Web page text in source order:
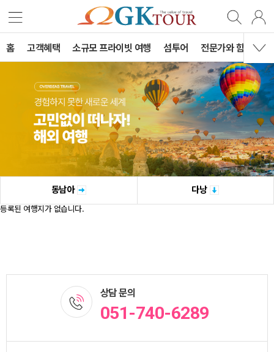
홈 고객혜택 소규모 프라이빗 여행 섬투어 전문가와 함께하는
동남아 다낭
등록된 여행지가 없습니다.
상담 문의
051-740-6289